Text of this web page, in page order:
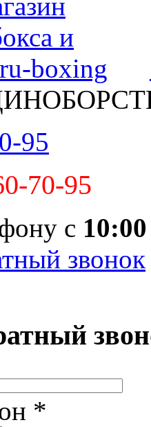
95
70-95
с 10:00
звонок
*